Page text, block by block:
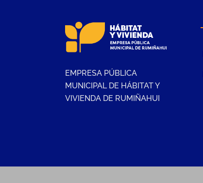
EMPRESA PÚBLICA
MUNICIPAL DE HÁBITAT Y
VIVIENDA DE RUMIÑAHUI